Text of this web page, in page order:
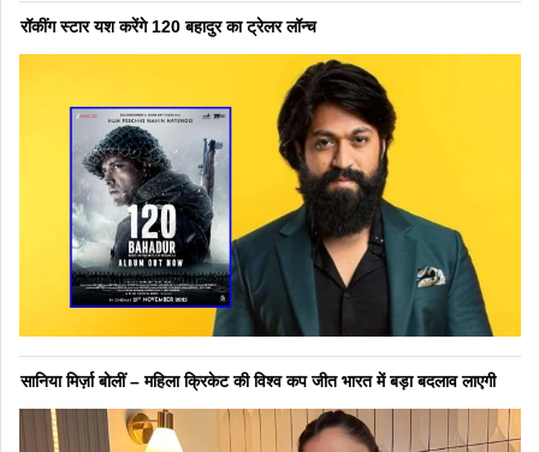
रॉकींग स्टार यश करेंगे 120 बहादुर का ट्रेलर लॉन्च
सानिया मिर्ज़ा बोलीं – महिला क्रिकेट की विश्व कप जीत भारत में बड़ा बदलाव लाएगी